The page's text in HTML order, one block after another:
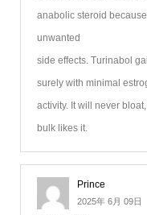
anabolic steroid
unwanted
side effects. Turinabol
surely with minimal
activity. It will never
bulk likes it.
Prince
2025年 6月 09日